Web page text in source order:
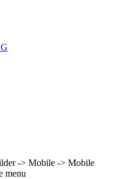
-> Mobile -> Mobile
menu